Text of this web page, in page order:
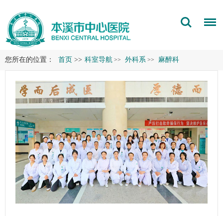
您所在的位置： 首页 >> 科室导航 >> 外科系 >> 麻醉科